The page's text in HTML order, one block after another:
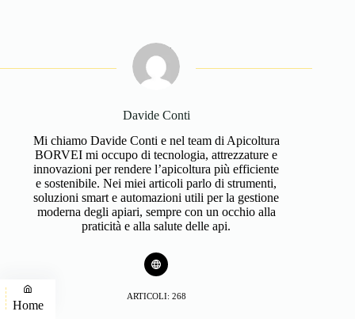
Davide Conti
Mi chiamo Davide Conti e nel team di Apicoltura
BORVEI mi occupo di tecnologia, attrezzature e
innovazioni per rendere l’apicoltura più efficiente
e sostenibile. Nei miei articoli parlo di strumenti,
soluzioni smart e automazioni utili per la gestione
moderna degli apiari, sempre con un occhio alla
praticità e alla salute delle api.
ARTICOLI: 268
Home